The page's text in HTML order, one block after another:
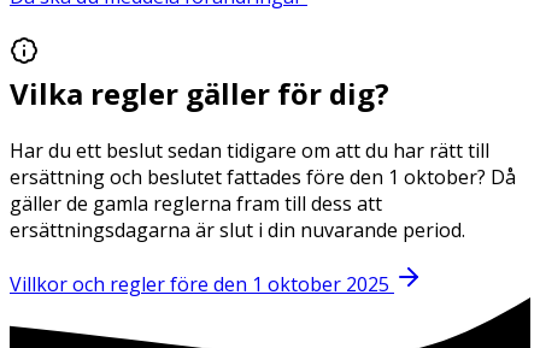
Vilka regler gäller för dig?
Har du ett beslut sedan tidigare om att du har rätt till
ersättning och beslutet fattades före den 1 oktober? Då
gäller de gamla reglerna fram till dess att
ersättningsdagarna är slut i din nuvarande period.
Villkor och regler före den 1 oktober 2025